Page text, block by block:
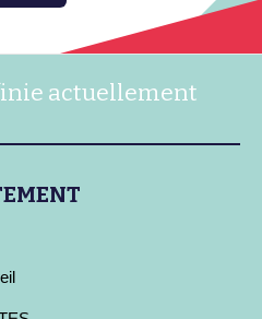
actuellement